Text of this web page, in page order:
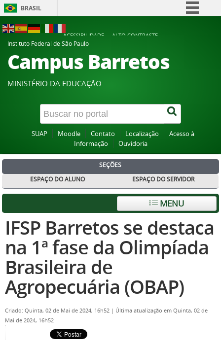
BRASIL
Participe
Acesso à informação
Canais
ACESSIBILIDADE
ALTO CONTRASTE
Instituto Federal de São Paulo
Campus Barretos
MINISTÉRIO DA EDUCAÇÃO
SUAP Moodle Contato Localização
Acesso à
Informação
Ouvidoria
SEÇÕES
ESPAÇO DO ALUNO
ESPAÇO DO SERVIDOR
MENU
IFSP Barretos se destaca
na 1ª fase da Olimpíada
Brasileira de
Agropecuária (OBAP)
Criado: Quinta, 02 de Mai de 2024, 16h52 | Última atualização em Quinta, 02 de
Mai de 2024, 16h52